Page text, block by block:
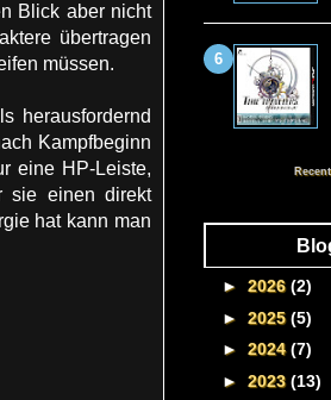
Blick aber nicht
übertragen
müssen.
herausfordernd
Kampfbeginn
eine HP-Leiste,
sie einen direkt
hat kann man
► 2026(2)
► 2025(5)
► 2024(7)
► 2023(13)